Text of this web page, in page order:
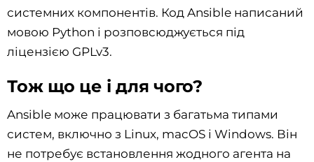
системних компонентів. Код Ansible написаний
мовою Python і розповсюджується під
ліцензією GPLv3.
Тож що це і для чого?
Ansible може працювати з багатьма типами
систем, включно з Linux, macOS і Windows. Він
не потребує встановлення жодного агента на